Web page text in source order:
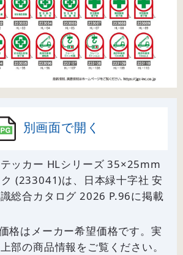
別画面で開く
ッカー HLシリーズ 35×25mm
(233041)は、日本緑十字社 安
総合カタログ 2026 P.96に掲載
格はメーカー希望価格です。実
部の商品情報をご覧ください。